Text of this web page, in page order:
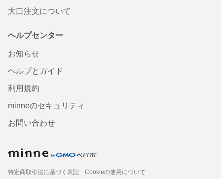
大口注文について
ヘルプセンター
お知らせ
ヘルプとガイド
利用規約
minneのセキュリティ
お問い合わせ
特定商取引法に基づく表記
Cookieの使用について